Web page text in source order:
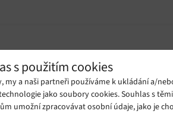
s použitím cookies
my a naši partneři používáme k ukládání a/
jako soubory cookies. Souhlas s
umožní zpracovávat osobní údaje, jako je